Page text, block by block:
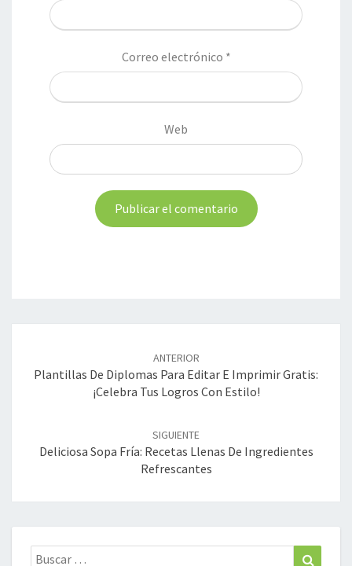
Correo electrónico *
Web
entradas
ANTERIOR
Plantillas De Diplomas Para Editar E Imprimir Gratis:
¡Celebra Tus Logros Con Estilo!
SIGUIENTE
Deliciosa Sopa Fría: Recetas Llenas De Ingredientes
Refrescantes
Buscar: